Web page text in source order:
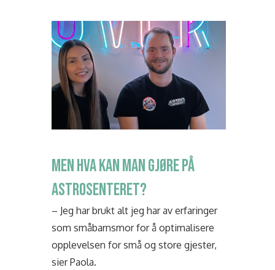
MEN HVA KAN MAN GJØRE PÅ
ASTROSENTERET?
– Jeg har brukt alt jeg har av erfaringer
som småbarnsmor for å optimalisere
opplevelsen for små og store gjester,
sier Paola.